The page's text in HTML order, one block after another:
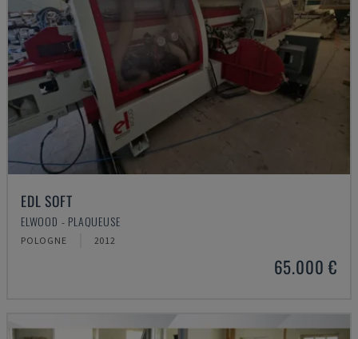
EDL SOFT
ELWOOD - PLAQUEUSE
POLOGNE 2012
65.000 €